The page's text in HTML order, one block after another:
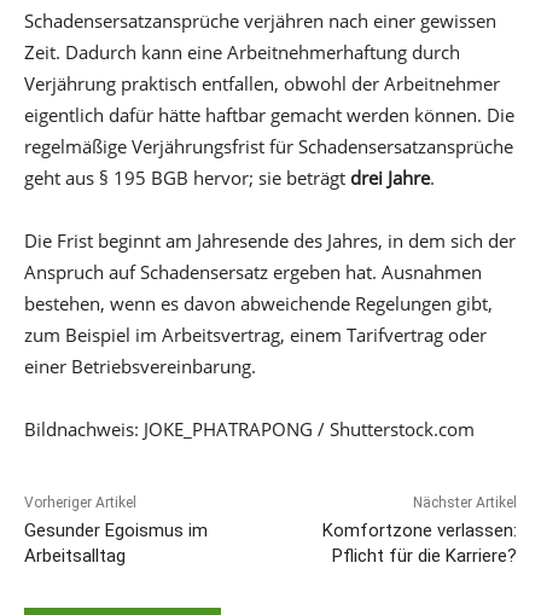
Schadensersatzansprüche verjähren nach einer gewissen
Zeit. Dadurch kann eine Arbeitnehmerhaftung durch
Verjährung praktisch entfallen, obwohl der Arbeitnehmer
eigentlich dafür hätte haftbar gemacht werden können. Die
regelmäßige Verjährungsfrist für Schadensersatzansprüche
geht aus § 195 BGB hervor; sie beträgt drei Jahre.
Die Frist beginnt am Jahresende des Jahres, in dem sich der
Anspruch auf Schadensersatz ergeben hat. Ausnahmen
bestehen, wenn es davon abweichende Regelungen gibt,
zum Beispiel im Arbeitsvertrag, einem Tarifvertrag oder
einer Betriebsvereinbarung.
Bildnachweis: JOKE_PHATRAPONG / Shutterstock.com
Vorheriger Artikel
Gesunder Egoismus im
Arbeitsalltag
Nächster Artikel
Komfortzone verlassen:
Pflicht für die Karriere?